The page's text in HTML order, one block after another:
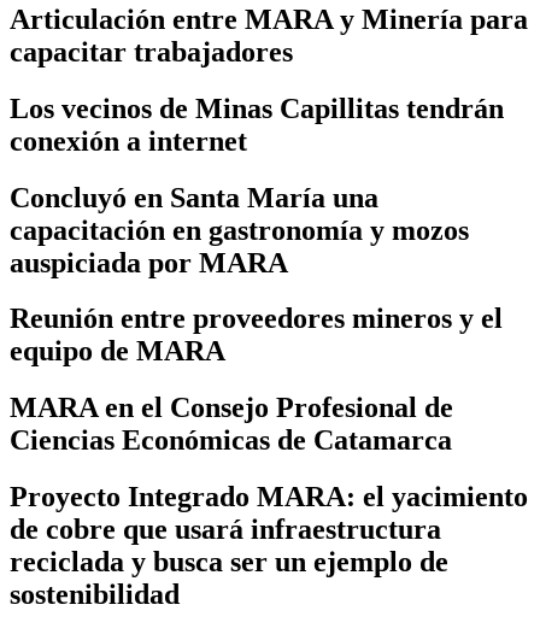
Articulación entre MARA y Minería para
capacitar trabajadores
Los vecinos de Minas Capillitas tendrán
conexión a internet
Concluyó en Santa María una
capacitación en gastronomía y mozos
auspiciada por MARA
Reunión entre proveedores mineros y el
equipo de MARA
MARA en el Consejo Profesional de
Ciencias Económicas de Catamarca
Proyecto Integrado MARA: el yacimiento
de cobre que usará infraestructura
reciclada y busca ser un ejemplo de
sostenibilidad